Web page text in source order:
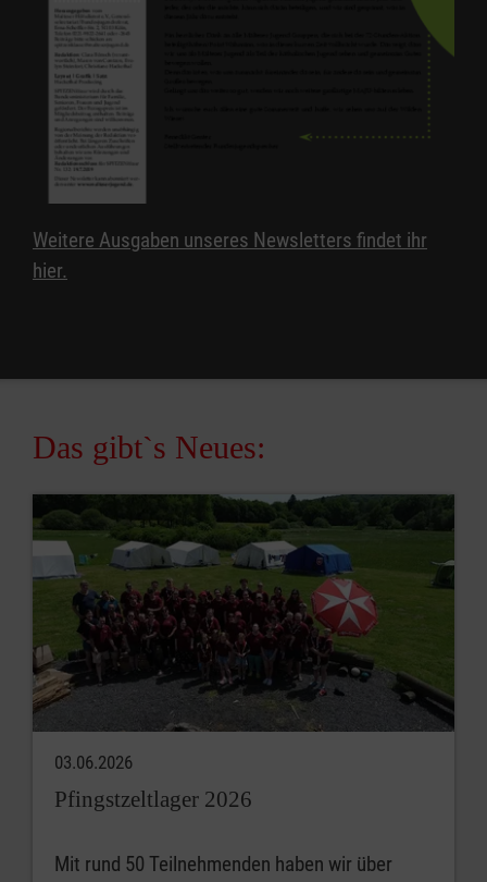
Weitere Ausgaben unseres Newsletters findet ihr
hier.
Das gibt`s Neues:
03.06.2026
Pfingstzeltlager 2026
Mit rund 50 Teilnehmenden haben wir über